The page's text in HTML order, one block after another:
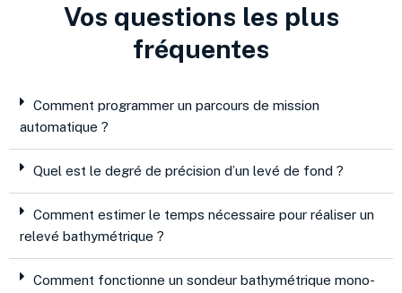
Vos questions les plus
fréquentes
Comment programmer un parcours de mission
automatique ?
Quel est le degré de précision d’un levé de fond ?
Comment estimer le temps nécessaire pour réaliser un
relevé bathymétrique ?
Comment fonctionne un sondeur bathymétrique mono-